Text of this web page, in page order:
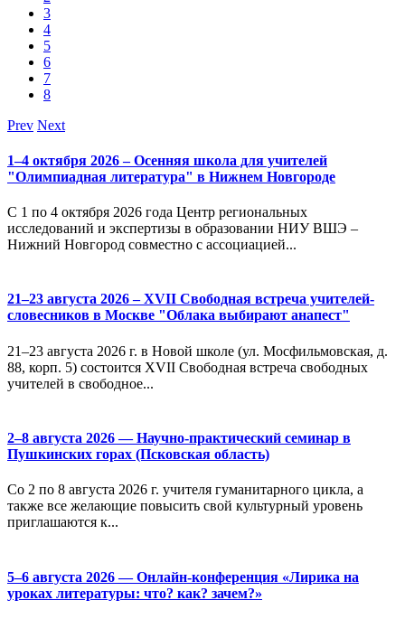
3
4
5
6
7
8
Prev Next
1–4 октября 2026 – Осенняя школа для учителей
"Олимпиадная литература" в Нижнем Новгороде
С 1 по 4 октября 2026 года Центр региональных
исследований и экспертизы в образовании НИУ ВШЭ –
Нижний Новгород совместно с ассоциацией...
21–23 августа 2026 – XVII Свободная встреча учителей-
словесников в Москве "Облака выбирают анапест"
21–23 августа 2026 г. в Новой школе (ул. Мосфильмовская, д.
88, корп. 5) состоится XVII Свободная встреча свободных
учителей в свободное...
2–8 августа 2026 — Научно-практический семинар в
Пушкинских горах (Псковская область)
Со 2 по 8 августа 2026 г. учителя гуманитарного цикла, а
также все желающие повысить свой культурный уровень
приглашаются к...
5–6 августа 2026 — Онлайн-конференция «Лирика на
уроках литературы: что? как? зачем?»